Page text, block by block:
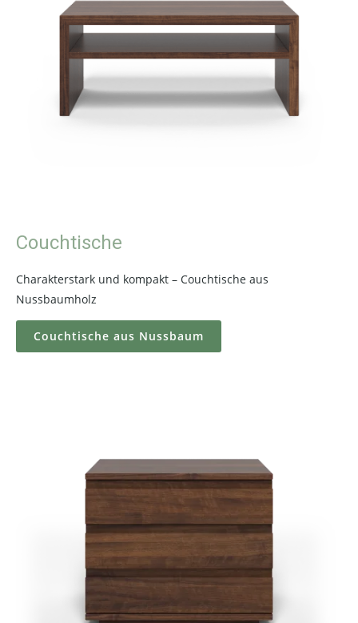
Couchtische
Charakterstark und kompakt – Couchtische aus
Nussbaumholz
Couchtische aus Nussbaum